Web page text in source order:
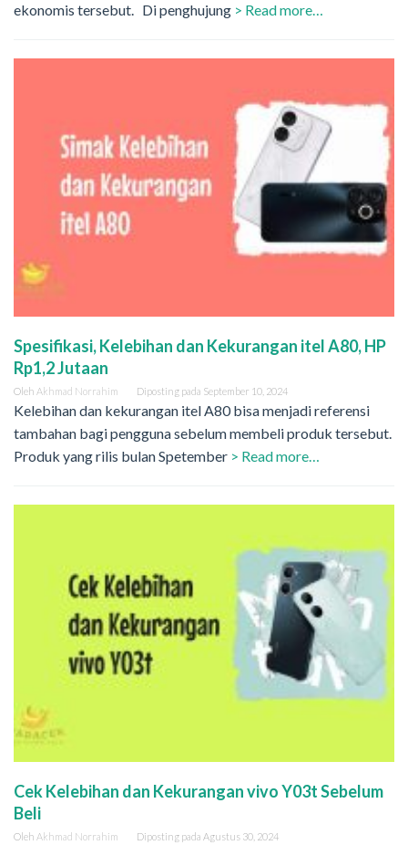
ekonomis tersebut. Di penghujung > Read more…
Spesifikasi, Kelebihan dan Kekurangan itel A80, HP
Rp1,2 Jutaan
Oleh Akhmad Norrahim Diposting pada September 10, 2024
Kelebihan dan kekurangan itel A80 bisa menjadi referensi
tambahan bagi pengguna sebelum membeli produk tersebut.
Produk yang rilis bulan Spetember > Read more…
Cek Kelebihan dan Kekurangan vivo Y03t Sebelum
Beli
Oleh Akhmad Norrahim Diposting pada Agustus 30, 2024